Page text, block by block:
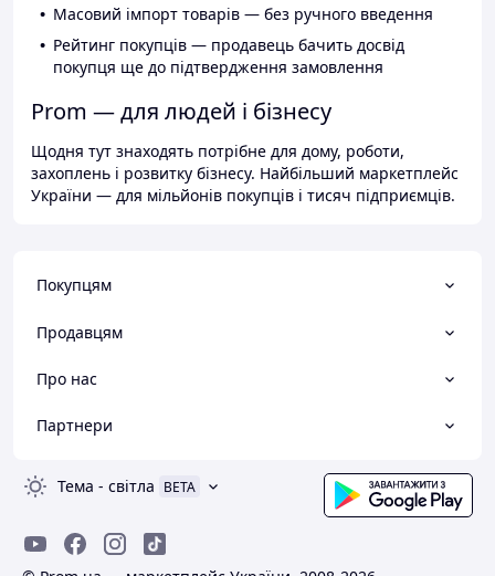
Масовий імпорт товарів — без ручного введення
Рейтинг покупців — продавець бачить досвід
покупця ще до підтвердження замовлення
Prom — для людей і бізнесу
Щодня тут знаходять потрібне для дому, роботи,
захоплень і розвитку бізнесу. Найбільший маркетплейс
України — для мільйонів покупців і тисяч підприємців.
Покупцям
Продавцям
Про нас
Партнери
Тема - світла BETA